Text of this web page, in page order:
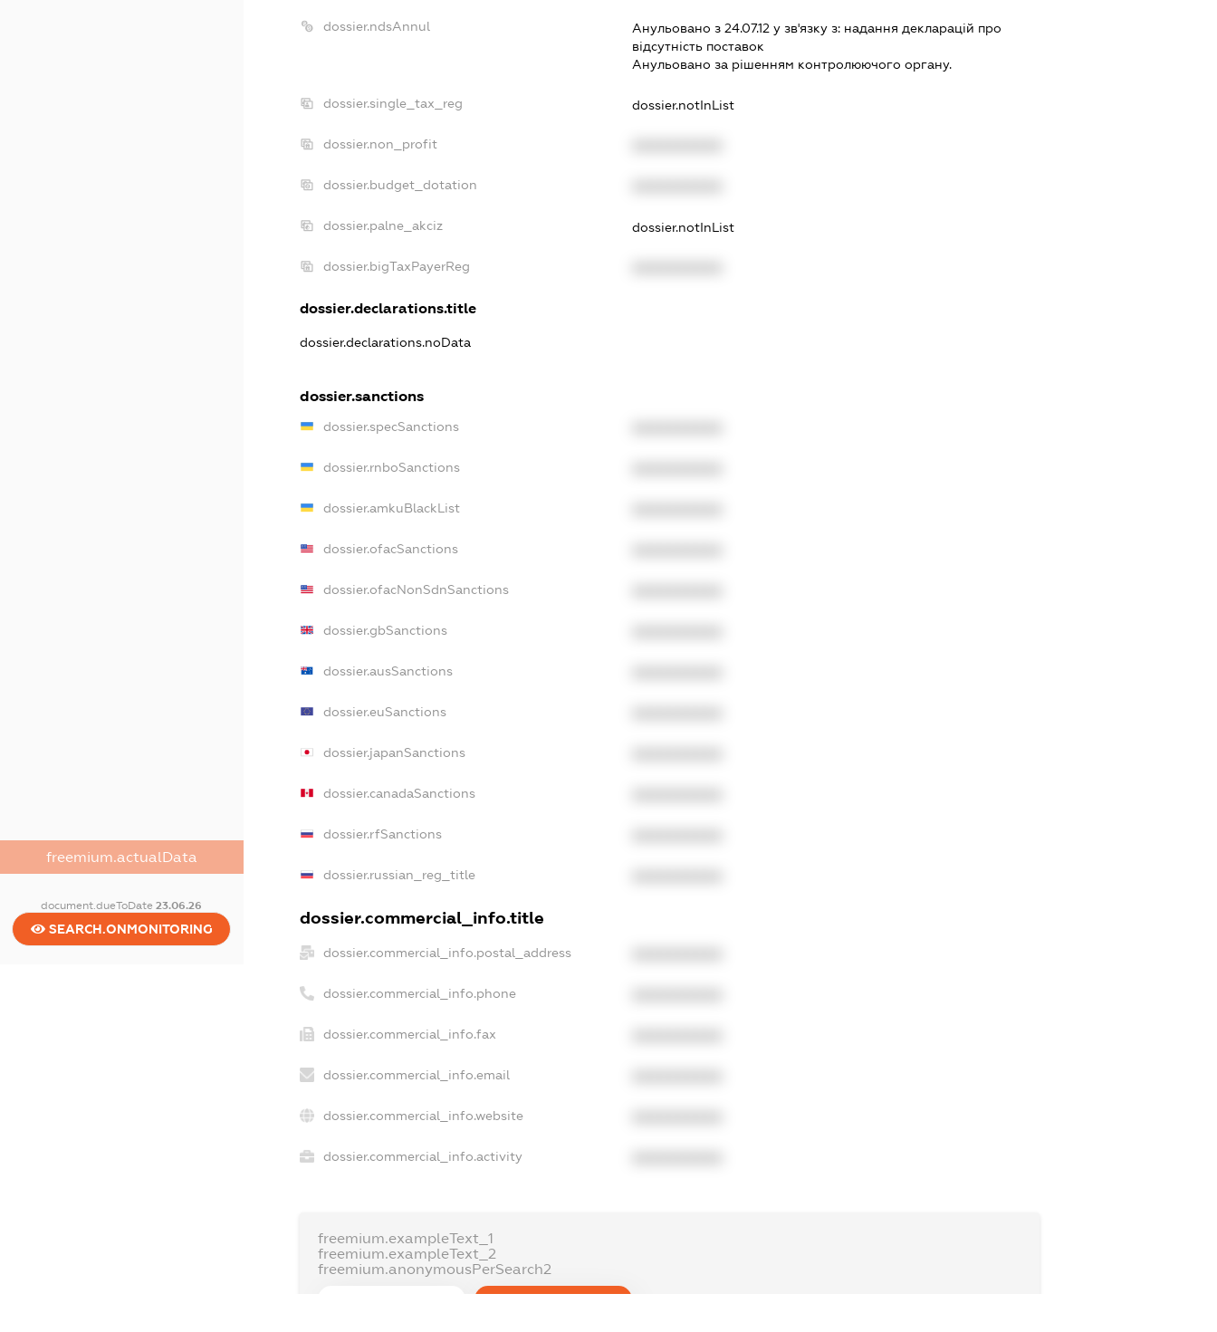
freemium.actualData
document.dueToDate23.06.26
SEARCH.ONMONITORING
dossier.ndsAnnul Анульовано з 24.07.12 у зв'язку з: надання декларацiй про
вiдсутнiсть поставок
Анульовано за рiшенням контролюючого органу.
dossier.single_tax_reg dossier.notInList
dossier.non_profit
dossier.budget_dotation
dossier.palne_akciz dossier.notInList
dossier.bigTaxPayerReg
dossier.declarations.title
dossier.declarations.noData
dossier.sanctions
dossier.specSanctions
dossier.rnboSanctions
dossier.amkuBlackList
dossier.ofacSanctions
dossier.ofacNonSdnSanctions
dossier.gbSanctions
dossier.ausSanctions
dossier.euSanctions
dossier.japanSanctions
dossier.canadaSanctions
dossier.rfSanctions
dossier.russian_reg_title
dossier.commercial_info.title
dossier.commercial_info.postal_address
dossier.commercial_info.phone
dossier.commercial_info.fax
dossier.commercial_info.email
dossier.commercial_info.website
dossier.commercial_info.activity
freemium.exampleText_1
freemium.exampleText_2
freemium.anonymousPerSearch2
FREEMIUM.REGISTER